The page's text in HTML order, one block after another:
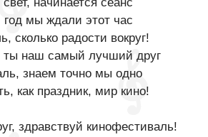
мы ждали этот час
сколько радости вокруг!
ты наш самый лучший друг
знаем точно мы одно
как праздник, мир кино!
здравствуй кинофестиваль!